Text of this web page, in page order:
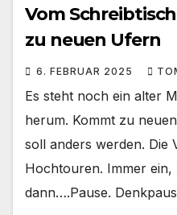
Vom
zu neuen Ufern
6. FEBRUAR 2025
Es steht noch ein alter
herum. Kommt zu
soll anders werden. Die
Hochtouren. Immer ein,
dann….Pause.